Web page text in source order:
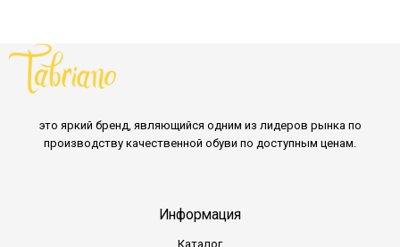
это яркий бренд, являющийся одним из лидеров рынка по
производству качественной обуви по доступным ценам.
Информация
Каталог